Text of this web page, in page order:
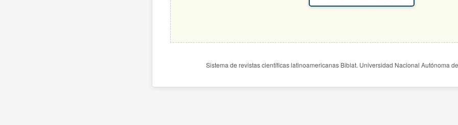
Sistema de revistas científicas latinoamericanas Biblat. Universidad Nacional Autónoma